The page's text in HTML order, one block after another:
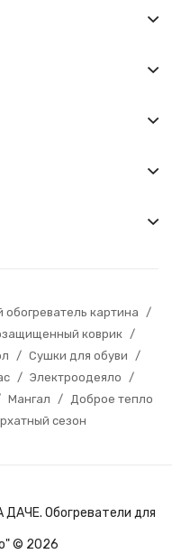
обогреватель картина
/
коврик
/
/ Сушки для обуви
/
/ Электроодеяло
/
Мангал /
Доброе тепло
сезон
Обогреватели для
© 2026